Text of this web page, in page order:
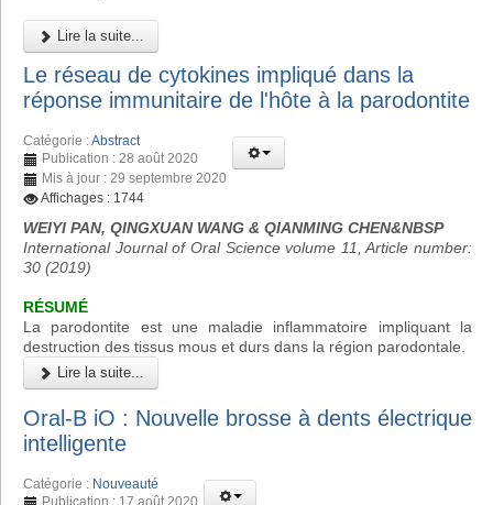
Lire la suite...
Le réseau de cytokines impliqué dans la
réponse immunitaire de l'hôte à la parodontite
Catégorie :Abstract
Publication : 28 août 2020
Mis à jour : 29 septembre 2020
Affichages : 1744
WEIYI PAN, QINGXUAN WANG & QIANMING CHEN&NBSP
International Journal of Oral Science volume 11, Article number:
30 (2019)
RÉSUMÉ
La parodontite est une maladie inflammatoire impliquant la
destruction des tissus mous et durs dans la région parodontale.
Lire la suite...
Oral-B iO : Nouvelle brosse à dents électrique
intelligente
Catégorie : Nouveauté
Publication : 17 août 2020